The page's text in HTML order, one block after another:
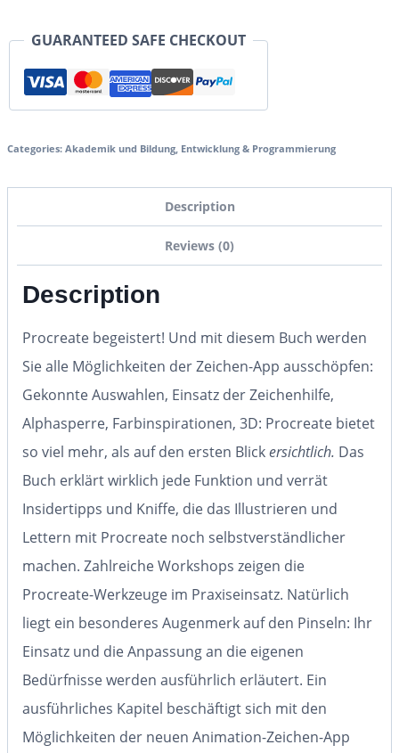
GUARANTEED SAFE CHECKOUT
Categories: Akademik und Bildung, Entwicklung & Programmierung
Description
Reviews (0)
Description
Procreate begeistert! Und mit diesem Buch werden
Sie alle Möglichkeiten der Zeichen-App ausschöpfen:
Gekonnte Auswahlen, Einsatz der Zeichenhilfe,
Alphasperre, Farbinspirationen, 3D: Procreate bietet
so viel mehr, als auf den ersten Blickersichtlich. Das
Buch erklärt wirklich jede Funktion und verrät
Insidertipps und Kniffe, die das Illustrieren und
Lettern mit Procreate noch selbstverständlicher
machen. Zahlreiche Workshops zeigen die
Procreate-Werkzeuge im Praxiseinsatz. Natürlich
liegt ein besonderes Augenmerk auf den Pinseln: Ihr
Einsatz und die Anpassung an die eigenen
Bedürfnisse werden ausführlich erläutert. Ein
ausführliches Kapitel beschäftigt sich mit den
Möglichkeiten der neuen Animation-Zeichen-App